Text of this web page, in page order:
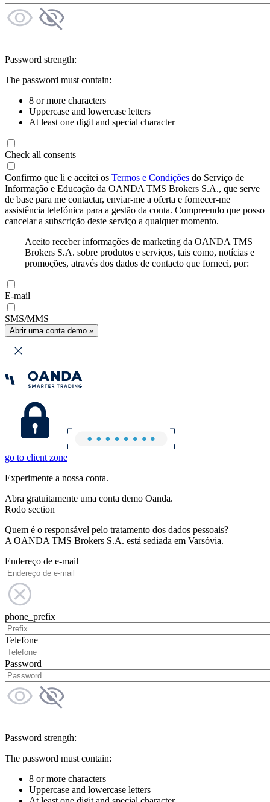
Password strength:
The password must contain:
8 or more characters
Uppercase and lowercase letters
At least one digit and special character
Check all consents
Confirmo que li e aceitei os Termos e Condições do Serviço de
Informação e Educação da OANDA TMS Brokers S.A., que serve
de base para me contactar, enviar-me a oferta e fornecer-me
assistência telefónica para a gestão da conta. Compreendo que posso
cancelar a subscrição deste serviço a qualquer momento.
Aceito receber informações de marketing da OANDA TMS
Brokers S.A. sobre produtos e serviços, tais como, notícias e
promoções, através dos dados de contacto que forneci, por:
E-mail
SMS/MMS
Abrir uma conta demo »
go to client zone
Experimente a nossa conta.
Abra gratuitamente uma conta demo Oanda.
Rodo section
Quem é o responsável pelo tratamento dos dados pessoais?
A OANDA TMS Brokers S.A. está sediada em Varsóvia.
Endereço de e-mail
phone_prefix
Telefone
Password
Password strength:
The password must contain:
8 or more characters
Uppercase and lowercase letters